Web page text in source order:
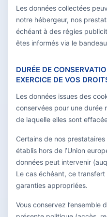
Les données collectées
notre hébergeur, nos
échéant à des régies
êtes informés via le
DURÉE DE
EXERCICE DE VOS
Les données issues des
conservées pour une durée
de laquelle elles sont
Certains de nos
établis hors de l’Union
données peut intervenir
Le cas échéant, ce
garanties appropriées.
Vous conservez l’ensemble